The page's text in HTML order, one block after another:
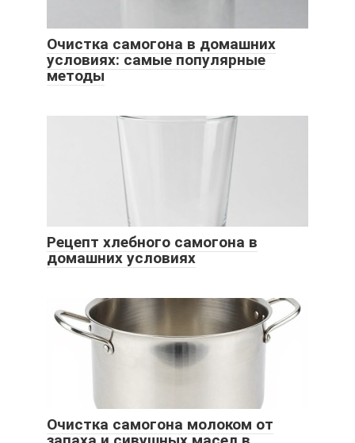
Очистка самогона в домашних
условиях: самые популярные
методы
Рецепт хлебного самогона в
домашних условиях
Очистка самогона молоком от